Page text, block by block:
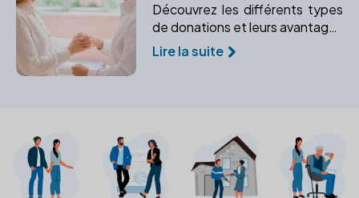
Découvrez les différents types
de donations et leurs avantages
pour protéger votre famille. Un
notaire peut vous aider à
Lire la suite